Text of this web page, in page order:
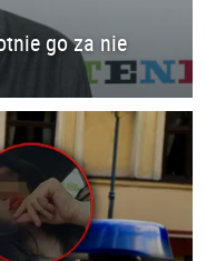
go za nie